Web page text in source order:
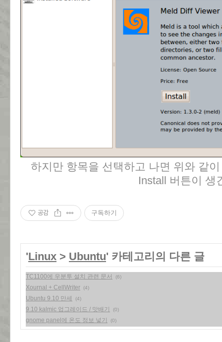
하지만 항목을 선택하고 나면 위와 같
Install 버튼이 생
공감 구독하기
'Linux > Ubuntu' 카테고리의 다른 글
TC1100에 우분투 설치 관련 문서 (6)
Xournal + CellWriter (4)
Ubuntu 9.10 만세 (4)
9.10 kalmic 업그레이드 / 맛배기 (0)
gnome panel에 온도 정보 넣기 (0)